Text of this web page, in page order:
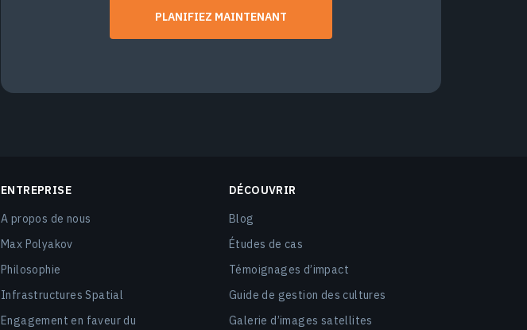
PLANIFIEZ MAINTENANT
ENTREPRISE
A propos de nous
Max Polyakov
Philosophie
Infrastructures Spatial
Engagement en faveur du
DÉCOUVRIR
Blog
Études de cas
Témoignages d’impact
Guide de gestion des cultures
Galerie d’images satellites